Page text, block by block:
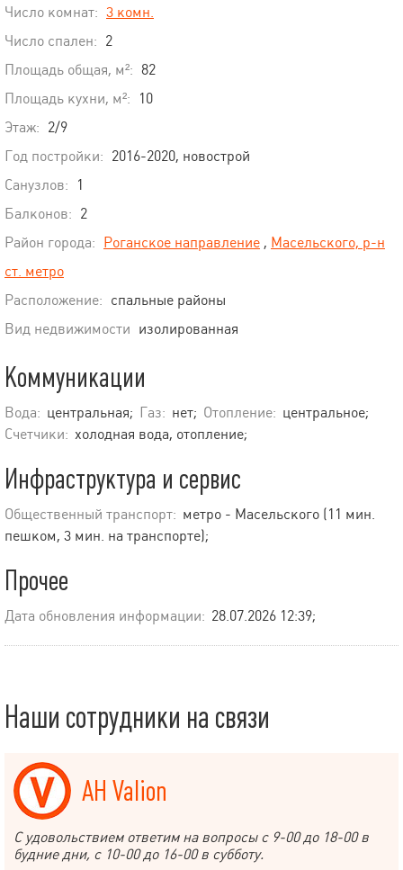
Число комнат: 3 комн.
Число спален: 2
Площадь общая, м²: 82
Площадь кухни, м²:
10
Этаж: 2/9
Год постройки: 2016-2020, новострой
Санузлов:
1
Балконов: 2
Район города: Роганское направление , Масельского, р-н
ст. метро
Расположение: спальные районы
Вид недвижимости изолированная
Коммуникации
Вода: центральная; Газ: нет; Отопление: центральное;
Счетчики: холодная вода, отопление;
Инфраструктура и сервис
Общественный транспорт: метро - Масельского (11 мин.
пешком, 3 мин. на транспорте);
Прочее
Дата обновления информации: 28.07.2026 12:39;
Наши сотрудники на связи
АН Valion
С удовольствием ответим на вопросы с 9-00 до 18-00 в
будние дни, с 10-00 до 16-00 в субботу.